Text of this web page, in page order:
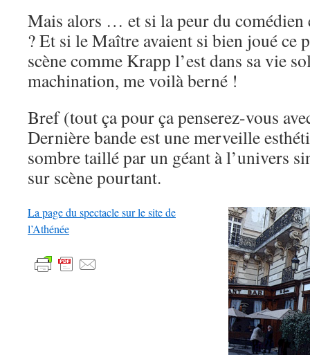
Mais alors … et si la peur du comédien
? Et si le Maître avaient si bien joué ce
scène comme Krapp l’est dans sa vie
machination, me voilà berné !
Bref (tout ça pour ça penserez-vous
Dernière bande est une merveille
sombre taillé par un géant à l’univers
sur scène pourtant.
La page du spectacle sur le site de
l’Athénée